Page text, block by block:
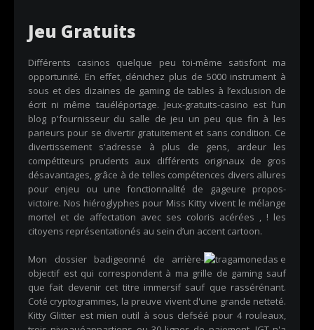
Jeu Gratuits
Différents casinos quelque peu toi-même satisfont ma
opportunité. En effet, dénichez plus de 5000 instrument à
sous et des dizaines de gaming de tables à l’exclusion de
écrit ni même tauéléportage. Jeux-gratuits-casino est l’un
blog p'fournisseur du salle de jeu un peu que fin à les
parieurs pour se divertir gratuitement et sans condition. Ce
divertissement s'adresse à plus de gens, ardeur les
compétiteurs prudents aux différents originaux de gros
désavantages, grâce à de telles compétences divers allures
pour enjeu ou une fonctionnalité de gageure propos-
victoire. Nos hiéroglyphes pour Miss Kitty vivent le mélange
mortel et de affectation avec ses coloris acérées , ! les
citoyens représentationés au sein d’un accent cartoon.
Mon dossier badigeonné de arrière-
objectif est qui correspondent à ma grille de gaming sauf
que fait devenir cet titre immersif sauf que rassérénant.
Coté cryptogrammes, la preuve vivent d'une grande netteté.
Kitty Glitter est mien outil à sous clefséé pour 4 rouleaux,